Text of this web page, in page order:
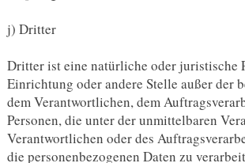
j) Dritter
Dritter ist eine natürliche oder juristische
Einrichtung oder andere Stelle außer der
dem Verantwortlichen, dem
Personen, die unter der unmittelbaren
Verantwortlichen oder des
die personenbezogenen Daten zu